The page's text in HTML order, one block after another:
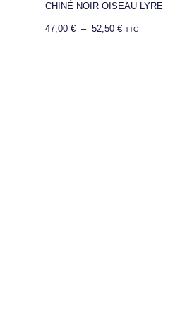
CHINÉ NOIR OISEAU LYRE
47,00 € – 52,50 € TTC